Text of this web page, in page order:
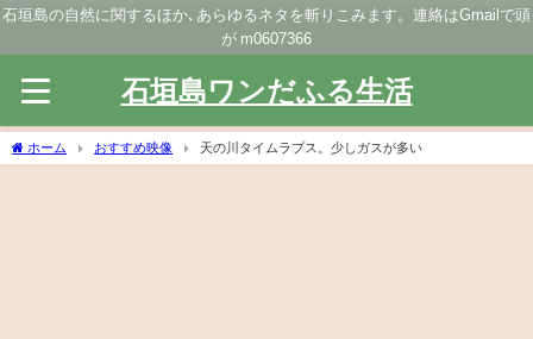
石垣島の自然に関するほか､あらゆるネタを斬りこみます。連絡はGmailで頭
が m0607366
石垣島ワンだふる生活
ホーム おすすめ映像 天の川タイムラプス。少しガスが多い